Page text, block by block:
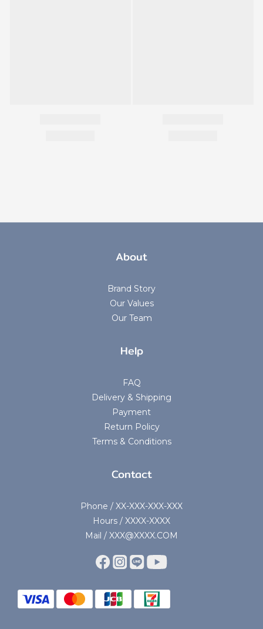
About
Brand Story
Our Values
Our Team
Help
FAQ
Delivery & Shipping
Payment
Return Policy
Terms & Conditions
Contact
Phone / XX-XXX-XXX-XXX
Hours / XXXX-XXXX
Mail / XXX@XXXX.COM